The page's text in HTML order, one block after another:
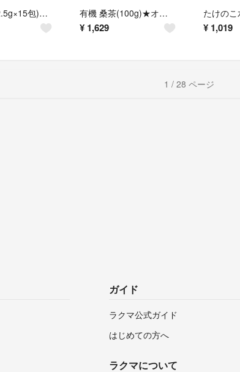
有機 桑茶(2.5g×15包)★オーガニック★無添加★ノンカフェイン★注目のお茶 有機 桑茶(100g)★オーガニック★無添加・無着色★ノンカフェイン★島根県産
¥ 1,629 ¥ 1,019
1 / 28 ページ
ガイド
ラクマ公式ガイド
はじめての方へ
ラクマについて